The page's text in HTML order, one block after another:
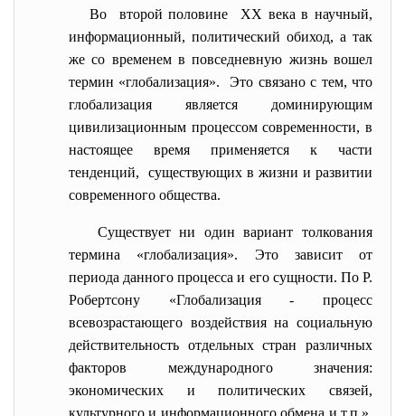
Во второй половине XX века в научный,
информационный, политический обиход, а так
же со временем в повседневную жизнь вошел
термин «глобализация». Это связано с тем, что
глобализация является доминирующим
цивилизационным процессом современности, в
настоящее время применяется к части
тенденций, существующих в жизни и развитии
современного общества.
Существует ни один вариант толкования
термина «глобализация». Это зависит от
периода данного процесса и его сущности. По Р.
Робертсону «Глобализация - процесс
всевозрастающего воздействия на социальную
действительность отдельных стран различных
факторов международного значения:
экономических и политических связей,
культурного и информационного обмена и т.п.».